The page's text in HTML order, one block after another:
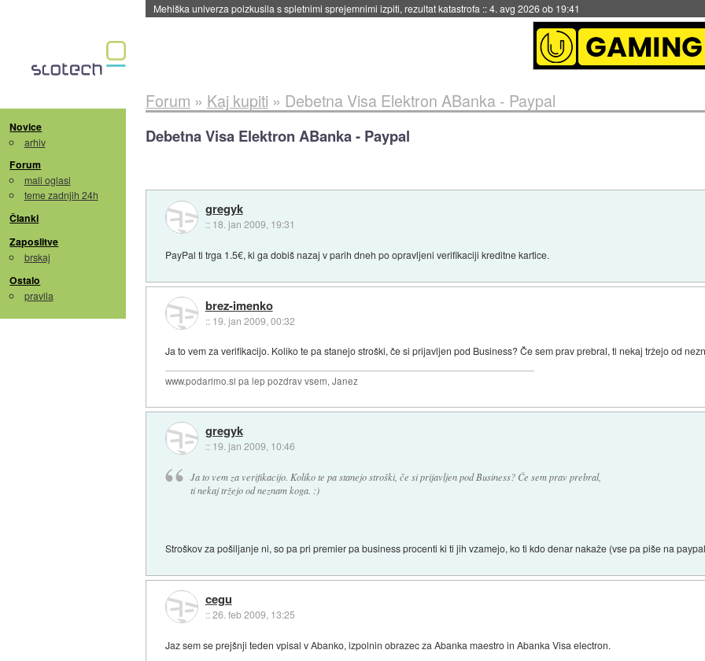
Mehiška univerza poizkusila s spletnimi sprejemnimi izpiti, rezultat katastrofa ::4. avg 2026 ob 19:41
Novice
arhiv
Forum
mali oglasi
teme zadnjih 24h
Članki
Zaposlitve
brskaj
Ostalo
pravila
Forum » Kaj kupiti » Debetna Visa Elektron ABanka - Paypal
Debetna Visa Elektron ABanka - Paypal
gregyk
:: 18. jan 2009, 19:31
PayPal ti trga 1.5€, ki ga dobiš nazaj v parih dneh po opravljeni verifikaciji kreditne kartice.
brez-imenko
:: 19. jan 2009, 00:32
Ja to vem za verifikacijo. Koliko te pa stanejo stroški, če si prijavljen pod Business? Če sem prav prebral, ti nekaj tržejo od
www.podarimo.si pa lep pozdrav vsem, Janez
gregyk
:: 19. jan 2009, 10:46
Ja to vem za verifikacijo. Koliko te pa stanejo stroški, če si prijavljen pod Business? Če sem prav prebral,
ti nekaj tržejo od neznam koga. :)
Stroškov za pošiljanje ni, so pa pri premier pa business procenti ki ti jih vzamejo, ko ti kdo denar nakaže (vse pa piše na
cegu
::26. feb 2009, 13:25
Jaz sem se prejšnji teden vpisal v Abanko, izpolnin obrazec za Abanka maestro in Abanka Visa electron.